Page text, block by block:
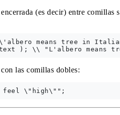
encerrada (es decir) entre
means tree in
las comillas dobles: